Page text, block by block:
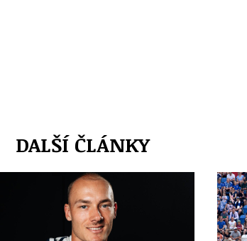
DALŠÍ ČLÁNKY